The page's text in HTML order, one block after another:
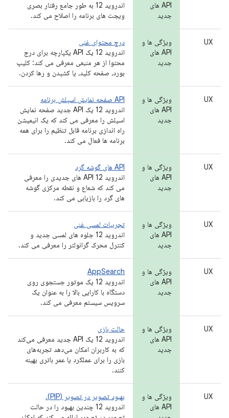
API های
جدید
اندروید 12 به طور جامع رفتار بصری
ویجت های برنامه را اصلاح می کند.
UX
ویژگی ها و
API های
جدید
درج محتوای غنی
اندروید 12 یک API یکپارچه برای درج
محتوا از هر منبعی معرفی می کند: کلیپ
بورد، صفحه کلید، یا کشیدن و رها کردن.
UX
ویژگی ها و
API های
جدید
API صفحه نمایش اسپلش برنامه
اندروید 12 یک API جدید صفحه نمایش
اسپلش را معرفی می کند که یک انیمیشن
راه اندازی برنامه قابل تنظیم را برای همه
برنامه ها فعال می کند.
UX
ویژگی ها و
API های
جدید
API های گوشه گرد
اندروید 12 API های جدیدی را معرفی
می کند که شعاع و نقطه مرکزی گوشه
های گرد را بازیابی می کند.
UX
ویژگی ها و
API های
جدید
تجربیات لمسی غنی
اندروید 12 جلوه های لمسی جدید و
کنترل محرک گرانولتر را معرفی می کند.
UX
ویژگی ها و
API های
جدید
AppSearch
اندروید 12 یک موتور جستجوی روی
دستگاه با کارایی بالا را به عنوان یک
سرویس سیستم معرفی می کند.
UX
ویژگی ها و
API های
جدید
حالت بازی
اندروید 12 یک API جدید معرفی می‌کند
که به کاربران امکان می‌دهد تجربه‌های
بازی را برای عملکرد یا عمر باتری بهینه
کنند.
UX
ویژگی ها و
API های
بهبود تصویر در تصویر (PIP).
اندروید 12 چندین بهبود را در حالت